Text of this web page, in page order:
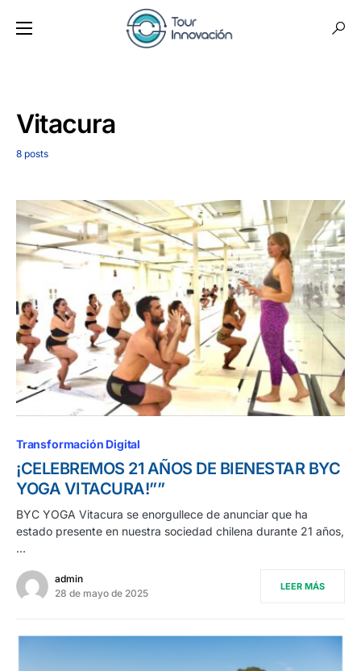
Vitacura
8 posts
Transformación Digital
¡CELEBREMOS 21 AÑOS DE BIENESTAR BYC
YOGA VITACURA!””
BYC YOGA Vitacura se enorgullece de anunciar que ha
estado presente en nuestra sociedad chilena durante 21 años,
…
admin
28 de mayo de 2025
LEER MÁS